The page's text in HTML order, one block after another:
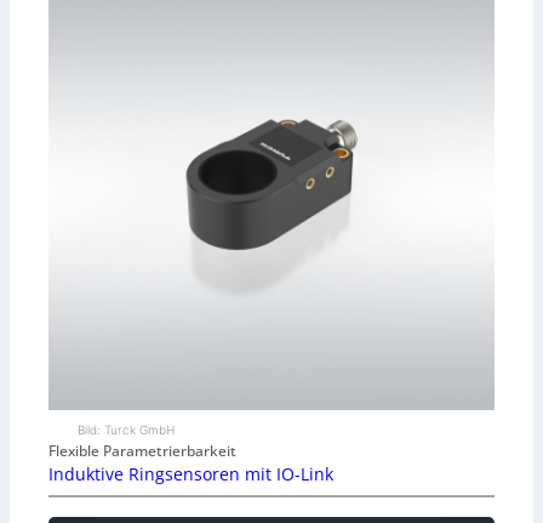
Bild: Turck GmbH
Flexible Parametrierbarkeit
Induktive Ringsensoren mit IO-Link